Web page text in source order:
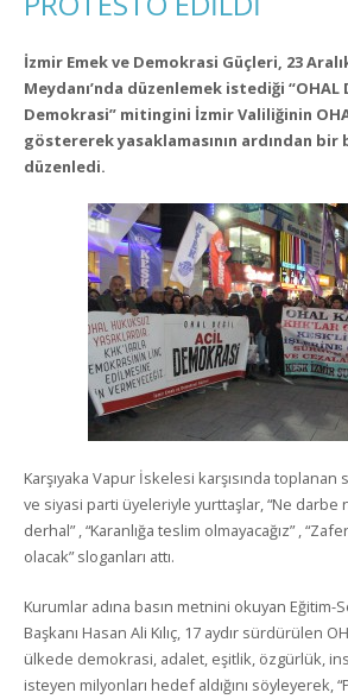
İzmir Emek ve Demokrasi Güçleri, 23
Meydanı’nda düzenlemek istediği “OHAL
Demokrasi” mitingini İzmir Valiliğinin
göstererek yasaklamasının ardından bir
düzenledi.
Karşıyaka Vapur İskelesi karşısında
ve siyasi parti üyeleriyle yurttaşlar, “Ne darbe
derhal” , “Karanlığa teslim olmayacağız” ,
olacak” sloganları attı.
Kurumlar adına basın metnini okuyan Eğitim-
Başkanı Hasan Ali Kılıç, 17 aydır sürdürülen
ülkede demokrasi, adalet, eşitlik, özgürlük,
isteyen milyonları hedef aldığını söyleyerek,